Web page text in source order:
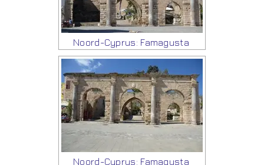
Noord-Cyprus: Famagusta
Noord-Cyprus: Famagusta